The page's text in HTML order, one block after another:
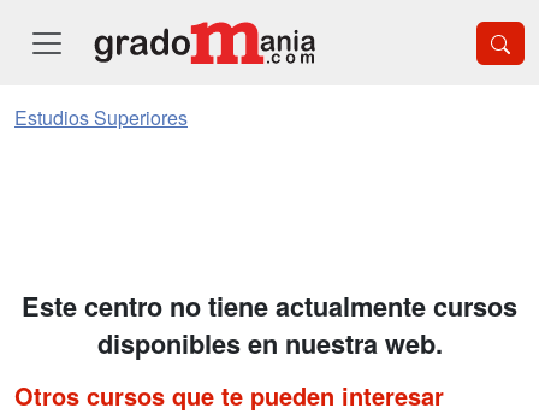
Estudios Superiores
Este centro no tiene actualmente cursos
disponibles en nuestra web.
Otros cursos que te pueden interesar